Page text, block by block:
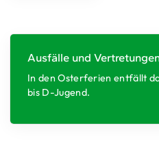
Ausfälle und
In den Osterferien entfällt
bis D-Jugend.